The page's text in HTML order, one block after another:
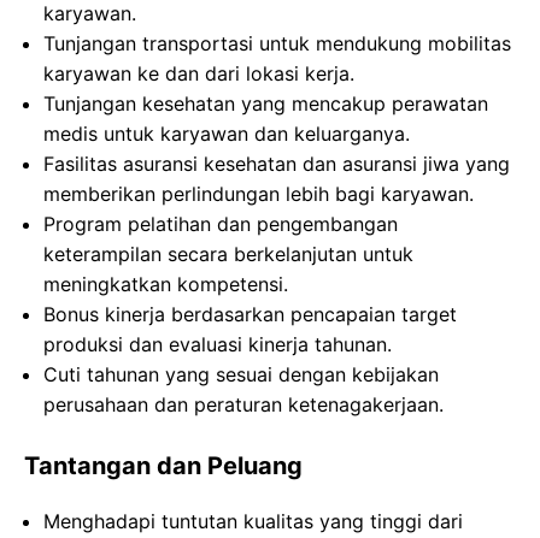
karyawan.
Tunjangan transportasi untuk mendukung mobilitas
karyawan ke dan dari lokasi kerja.
Tunjangan kesehatan yang mencakup perawatan
medis untuk karyawan dan keluarganya.
Fasilitas asuransi kesehatan dan asuransi jiwa yang
memberikan perlindungan lebih bagi karyawan.
Program pelatihan dan pengembangan
keterampilan secara berkelanjutan untuk
meningkatkan kompetensi.
Bonus kinerja berdasarkan pencapaian target
produksi dan evaluasi kinerja tahunan.
Cuti tahunan yang sesuai dengan kebijakan
perusahaan dan peraturan ketenagakerjaan.
Tantangan dan Peluang
Menghadapi tuntutan kualitas yang tinggi dari